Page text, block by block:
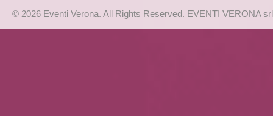
© 2026 Eventi Verona. All Rights Reserved. EVENTI VERONA